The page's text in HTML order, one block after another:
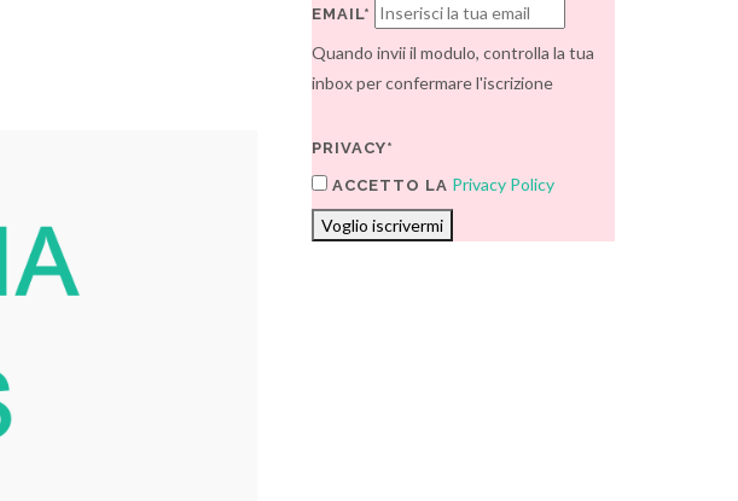
EMAIL*
Quando invii il modulo, controlla la tua
inbox per confermare l'iscrizione
PRIVACY*
ACCETTO LA Privacy Policy
Voglio iscrivermi